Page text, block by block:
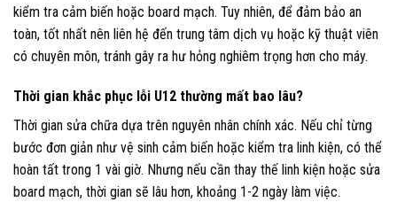
kiểm tra cảm biến hoặc board mạch. Tuy nhiên, để đảm bảo an
toàn, tốt nhất nên liên hệ đến trung tâm dịch vụ hoặc kỹ thuật viên
có chuyên môn, tránh gây ra hư hỏng nghiêm trọng hơn cho máy.
Thời gian khắc phục lỗi U12 thường mất bao lâu?
Thời gian sửa chữa dựa trên nguyên nhân chính xác. Nếu chỉ từng
bước đơn giản như vệ sinh cảm biến hoặc kiểm tra linh kiện, có thể
hoàn tất trong 1 vài giờ. Nhưng nếu cần thay thế linh kiện hoặc sửa
board mạch, thời gian sẽ lâu hơn, khoảng 1-2 ngày làm việc.